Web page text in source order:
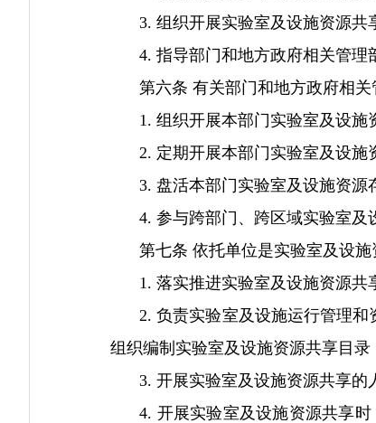
3. 组织开展实验室及设施资源共
4. 指导部门和地方政府相关管理
第六条 有关部门和地方政府相关
1. 组织开展本部门实验室及设施
2. 定期开展本部门实验室及设施
3. 盘活本部门实验室及设施资源
4. 参与跨部门、跨区域实验室及
第七条 依托单位是实验室及设施
1. 落实推进实验室及设施资源共
2. 负责实验室及设施运行管理和
组织编制实验室及设施资源共享目录
3. 开展实验室及设施资源共享的
4. 开展实验室及设施资源共享时